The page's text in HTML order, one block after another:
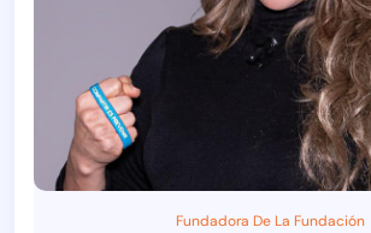
Fundadora De La Fundación